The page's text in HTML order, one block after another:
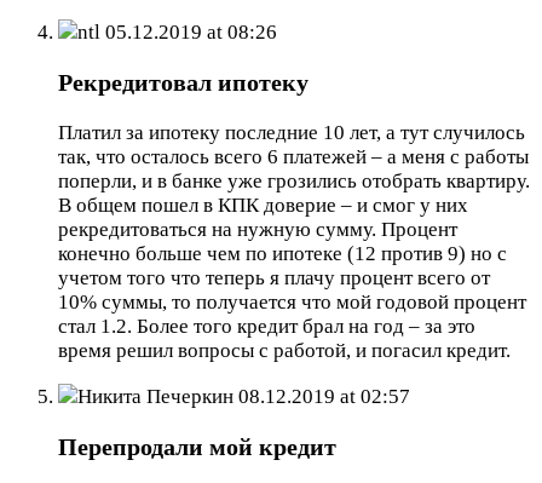
ntl 05.12.2019 at 08:26
Рекредитовал ипотеку
Платил за ипотеку последние 10 лет, а тут случилось
так, что осталось всего 6 платежей – а меня с работы
поперли, и в банке уже грозились отобрать квартиру.
В общем пошел в КПК доверие – и смог у них
рекредитоваться на нужную сумму. Процент
конечно больше чем по ипотеке (12 против 9) но с
учетом того что теперь я плачу процент всего от
10% суммы, то получается что мой годовой процент
стал 1.2. Более того кредит брал на год – за это
время решил вопросы с работой, и погасил кредит.
Никита Печеркин 08.12.2019 at 02:57
Перепродали мой кредит